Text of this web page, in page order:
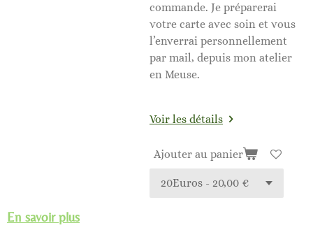
commande. Je préparerai
votre carte avec soin et vous
l’enverrai personnellement
par mail, depuis mon atelier
en Meuse.
Voir les détails
Ajouter au panier
En savoir plus